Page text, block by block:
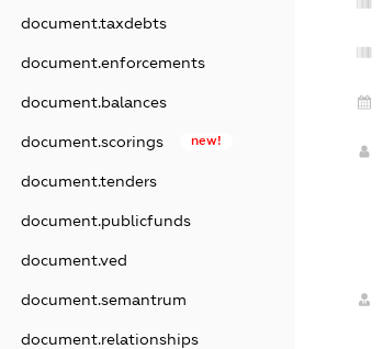
document.taxdebts
document.enforcements
document.balances
document.scorings new!
document.tenders
document.publicfunds
document.ved
document.semantrum
document.relationships